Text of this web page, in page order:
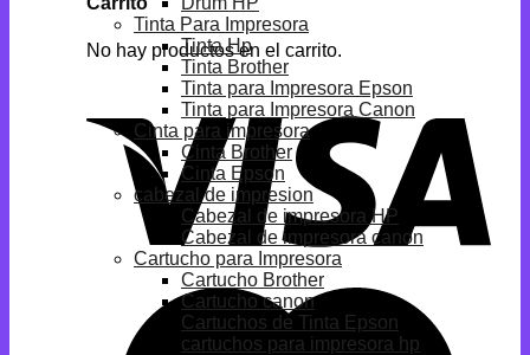
No hay productos en el carrito.
Tinta Para Impresora
Tinta Hp
Tinta Brother
Tinta para Impresora Epson
Tinta para Impresora Canon
Cinta para impresora
Cinta Brother
Cinta Epson
cabezal de impresion
Cabezal de impresora HP
Cabezal de impresora canon
Cartucho para Impresora
Cartucho Brother
Cartucho canon
Cartuchos de Tinta Epson
cartuchos para impresora hp